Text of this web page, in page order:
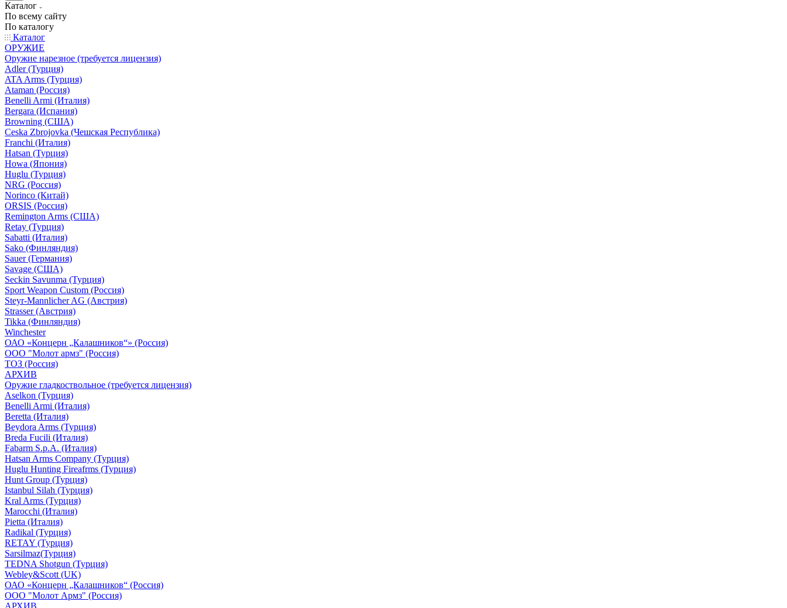
Каталог
По всему сайту
По каталогу
Каталог
ОРУЖИЕ
Оружие нарезное (требуется лицензия)
Adler (Турция)
ATA Arms (Турция)
Ataman (Россия)
Benelli Armi (Италия)
Bergara (Испания)
Browning (США)
Ceska Zbrojovka (Чешская Республика)
Franchi (Италия)
Hatsan (Турция)
Howa (Япония)
Huglu (Турция)
NRG (Россия)
Norinco (Китай)
ORSIS (Россия)
Remington Arms (США)
Retay (Турция)
Sabatti (Италия)
Sako (Финляндия)
Sauer (Германия)
Savage (США)
Seckin Savunma (Турция)
Sport Weapon Custom (Россия)
Steyr-Mannlicher AG (Австрия)
Strasser (Австрия)
Tikka (Финляндия)
Winchester
ОАО «Концерн „Калашников“» (Россия)
ООО "Молот армз" (Россия)
ТОЗ (Россия)
АРХИВ
Оружие гладкоствольное (требуется лицензия)
Aselkon (Турция)
Benelli Armi (Италия)
Beretta (Италия)
Beydora Arms (Турция)
Breda Fucili (Италия)
Fabarm S.p.A. (Италия)
Hatsan Arms Company (Турция)
Huglu Hunting Fireafrms (Турция)
Hunt Group (Турция)
Istanbul Silah (Турция)
Kral Arms (Турция)
Marocchi (Италия)
Pietta (Италия)
Radikal (Турция)
RETAY (Турция)
Sarsilmaz(Турция)
TEDNA Shotgun (Турция)
Webley&Scott (UK)
ОАО «Концерн „Калашников“ (Россия)
ООО "Молот Армз" (Россия)
АРХИВ